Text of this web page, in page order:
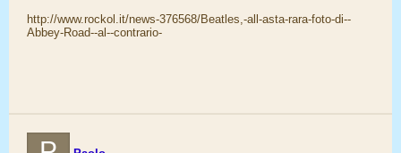
http://www.rockol.it/news-376568/Beatles,-all-asta-rara-foto-di--
Abbey-Road--al--contrario-